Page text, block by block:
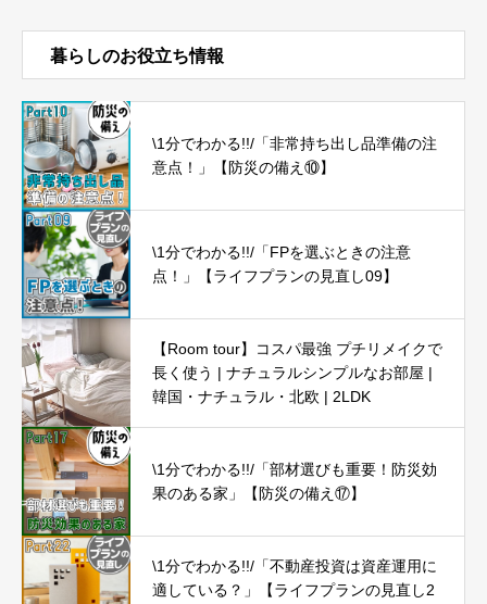
暮らしのお役立ち情報
\1分でわかる!!/「非常持ち出し品準備の注
意点！」【防災の備え⑩】
\1分でわかる!!/「FPを選ぶときの注意
点！」【ライフプランの見直し09】
【Room tour】コスパ最強 プチリメイクで
長く使う | ナチュラルシンプルなお部屋 |
韓国・ナチュラル・北欧 | 2LDK
\1分でわかる!!/「部材選びも重要！防災効
果のある家」【防災の備え⑰】
\1分でわかる!!/「不動産投資は資産運用に
適している？」【ライフプランの見直し2